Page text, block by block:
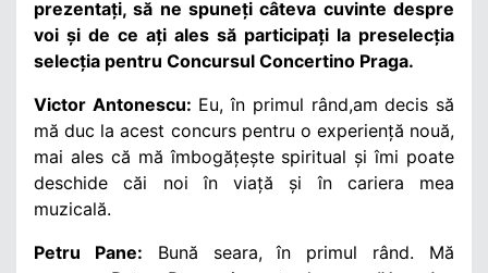
prezentați, să ne spuneți câteva cuvinte despre
voi și de ce ați ales să participați la preselecția
selecția pentru Concursul Concertino Praga.
Victor Antonescu: Eu, în primul rând,am decis să
mă duc la acest concurs pentru o experiență nouă,
mai ales că mă îmbogățește spiritual și îmi poate
deschide căi noi în viață și în cariera mea
muzicală.
Petru Pane:
Bună seara, în primul rând. Mă